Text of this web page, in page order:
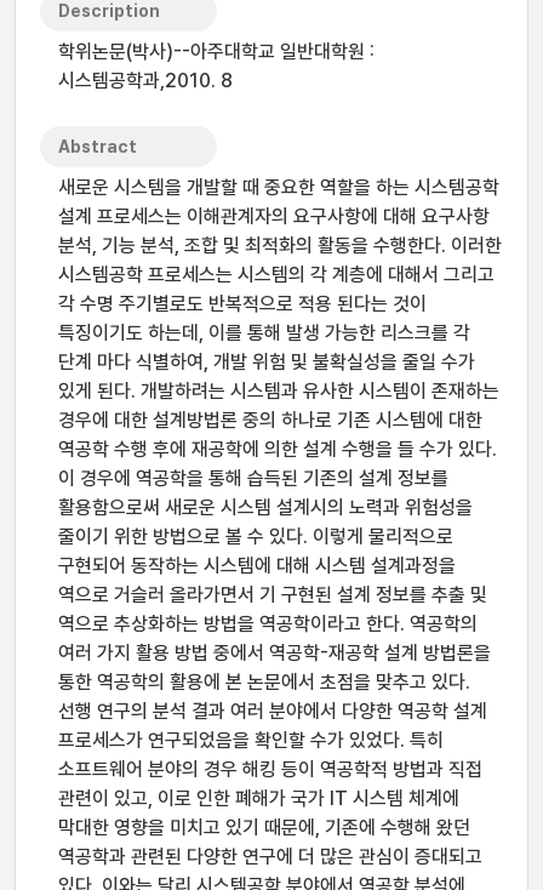
Description
학위논문(박사)--아주대학교 일반대학원 :
시스템공학과,2010. 8
Abstract
새로운 시스템을 개발할 때 중요한 역할을 하는 시스템공학
설계 프로세스는 이해관계자의 요구사항에 대해 요구사항
분석, 기능 분석, 조합 및 최적화의 활동을 수행한다. 이러한
시스템공학 프로세스는 시스템의 각 계층에 대해서 그리고
각 수명 주기별로도 반복적으로 적용 된다는 것이
특징이기도 하는데, 이를 통해 발생 가능한 리스크를 각
단계 마다 식별하여, 개발 위험 및 불확실성을 줄일 수가
있게 된다. 개발하려는 시스템과 유사한 시스템이 존재하는
경우에 대한 설계방법론 중의 하나로 기존 시스템에 대한
역공학 수행 후에 재공학에 의한 설계 수행을 들 수가 있다.
이 경우에 역공학을 통해 습득된 기존의 설계 정보를
활용함으로써 새로운 시스템 설계시의 노력과 위험성을
줄이기 위한 방법으로 볼 수 있다. 이렇게 물리적으로
구현되어 동작하는 시스템에 대해 시스템 설계과정을
역으로 거슬러 올라가면서 기 구현된 설계 정보를 추출 및
역으로 추상화하는 방법을 역공학이라고 한다. 역공학의
여러 가지 활용 방법 중에서 역공학-재공학 설계 방법론을
통한 역공학의 활용에 본 논문에서 초점을 맞추고 있다.
선행 연구의 분석 결과 여러 분야에서 다양한 역공학 설계
프로세스가 연구되었음을 확인할 수가 있었다. 특히
소프트웨어 분야의 경우 해킹 등이 역공학적 방법과 직접
관련이 있고, 이로 인한 폐해가 국가 IT 시스템 체계에
막대한 영향을 미치고 있기 때문에, 기존에 수행해 왔던
역공학과 관련된 다양한 연구에 더 많은 관심이 증대되고